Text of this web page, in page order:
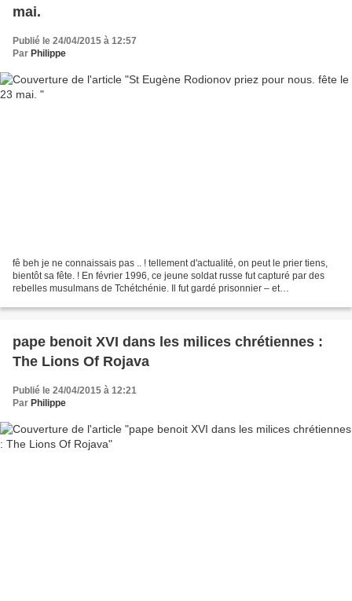
mai.
Publié le 24/04/2015 à 12:57
Par Philippe
fê beh je ne connaissais pas .. ! tellement d'actualité, on peut le prier tiens,
bientôt sa fête. ! En février 1996, ce jeune soldat russe fut capturé par des
rebelles musulmans de Tchétchénie. Il fut gardé prisonnier – et
pape benoit XVI dans les milices chrétiennes :
The Lions Of Rojava
Publié le 24/04/2015 à 12:21
Par Philippe